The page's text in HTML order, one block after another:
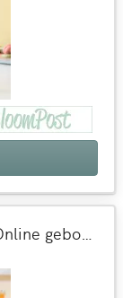
It's a Girl - Brievenbus Bloemen | Online geboorte cadeau per post versturen | BloomPost met aandacht voor de natuur